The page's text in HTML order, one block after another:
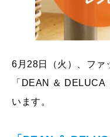
6月28日（火）、ファ
「DEAN ＆
います。